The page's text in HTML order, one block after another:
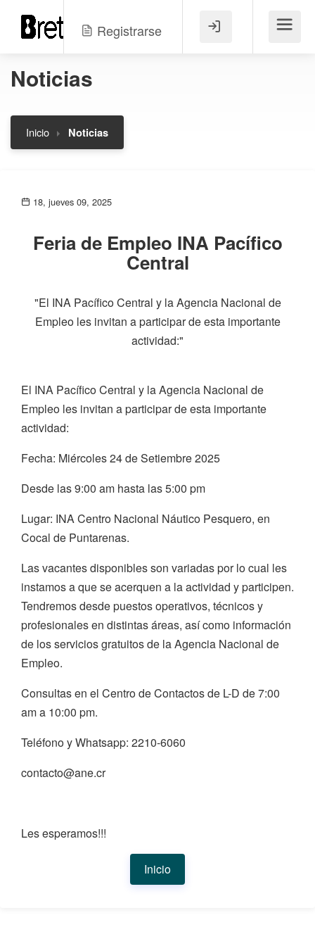
Registrarse Menú
Noticias
Inicio Noticias
18, jueves 09, 2025
Feria de Empleo INA Pacífico
Central
"El INA Pacífico Central y la Agencia Nacional de
Empleo les invitan a participar de esta importante
actividad:"
El INA Pacífico Central y la Agencia Nacional de
Empleo les invitan a participar de esta importante
actividad:
Fecha: Miércoles 24 de Setiembre 2025
Desde las 9:00 am hasta las 5:00 pm
Lugar: INA Centro Nacional Náutico Pesquero, en
Cocal de Puntarenas.
Las vacantes disponibles son variadas por lo cual les
instamos a que se acerquen a la actividad y participen.
Tendremos desde puestos operativos, técnicos y
profesionales en distintas áreas, así como información
de los servicios gratuitos de la Agencia Nacional de
Empleo.
Consultas en el Centro de Contactos de L-D de 7:00
am a 10:00 pm.
Teléfono y Whatsapp: 2210-6060
contacto@ane.cr
Les esperamos!!!
Inicio